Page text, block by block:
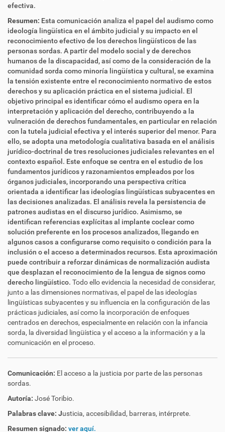
efectiva.
Resumen: Esta comunicación analiza el papel del audismo como
ideología lingüística en el ámbito judicial y su impacto en el
reconocimiento efectivo de los derechos lingüísticos de las
personas sordas. A partir del modelo social y de derechos
humanos de la discapacidad, así como de la consideración de la
comunidad sorda como minoría lingüística y cultural, se examina
la tensión existente entre el reconocimiento normativo de estos
derechos y su aplicación práctica en el sistema judicial. El
objetivo principal es identificar cómo el audismo opera en la
interpretación y aplicación del derecho, contribuyendo a la
vulneración de derechos fundamentales, en particular en relación
con la tutela judicial efectiva y el interés superior del menor. Para
ello, se adopta una metodología cualitativa basada en el análisis
jurídico-doctrinal de tres resoluciones judiciales relevantes en el
contexto español. Este enfoque se centra en el estudio de los
fundamentos jurídicos y razonamientos empleados por los
órganos judiciales, incorporando una perspectiva crítica
orientada a identificar las ideologías lingüísticas subyacentes en
las decisiones analizadas. El análisis revela la persistencia de
patrones audistas en el discurso jurídico. Asimismo, se
identifican referencias explícitas al implante coclear como
solución preferente en los procesos analizados, llegando en
algunos casos a configurarse como requisito o condición para la
inclusión o el acceso a determinados recursos. Esta aproximación
puede contribuir a reforzar dinámicas de normalización audista
que desplazan el reconocimiento de la lengua de signos como
derecho lingüístico. Todo ello evidencia la necesidad de considerar,
junto a las dimensiones normativas, el papel de las ideologías
lingüísticas subyacentes y su influencia en la configuración de las
prácticas judiciales, así como la incorporación de enfoques
centrados en derechos, especialmente en relación con la infancia
sorda, la diversidad lingüística y el acceso a la información y a la
comunicación en el proceso.
Comunicación: El acceso a la justicia por parte de las personas
sordas.
Autoría: José Toribio.
Palabras clave: Justicia, accesibilidad, barreras, intérprete.
Resumen signado: ver aquí.